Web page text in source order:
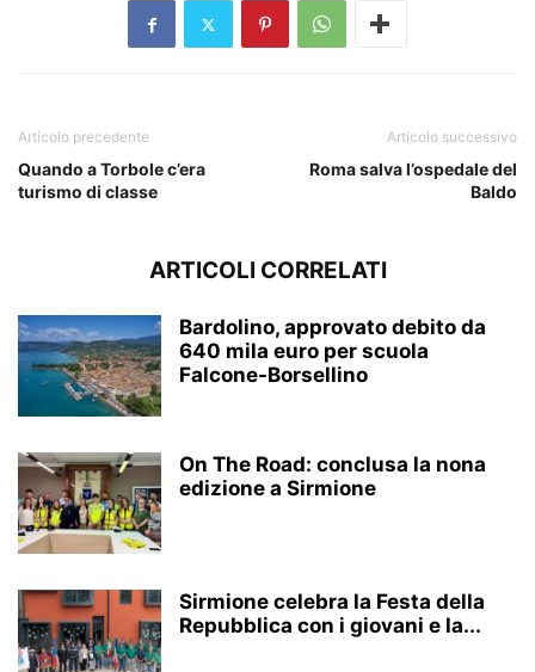
Articolo precedente
Quando a Torbole c’era
turismo di classe
Articolo successivo
Roma salva l’ospedale del
Baldo
ARTICOLI CORRELATI
Bardolino, approvato debito da
640 mila euro per scuola
Falcone-Borsellino
On The Road: conclusa la nona
edizione a Sirmione
Sirmione celebra la Festa della
Repubblica con i giovani e la...